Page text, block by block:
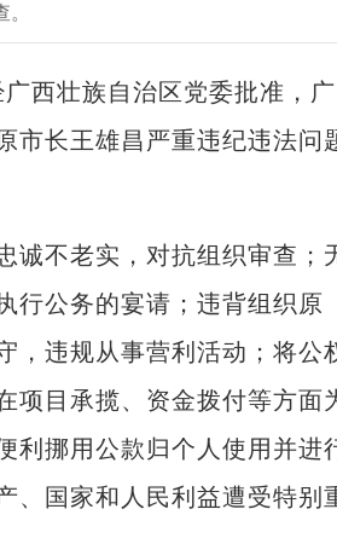
西壮族自治区党委批准，广
市长王雄昌严重违纪违法问
不老实，对抗组织审查；
行公务的宴请；违背组织原
，违规从事营利活动；将公
项目承揽、资金拨付等方面
利挪用公款归个人使用并进
、国家和人民利益遭受特别